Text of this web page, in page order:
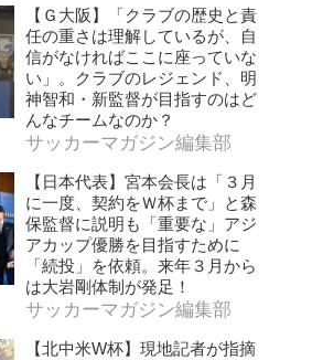
【Ｇ大阪】「クラブの歴史と責
任の重さは理解しているが、自
信がなければここに座っていな
い」。クラブのレジェンド、明
神智和・新監督が目指すのはど
んなチームなのか？
サッカーマガジン編集部
【日本代表】宮本会長は「３月
に一度、契約をＷ杯まで」と森
保監督に説明も「重要な」アジ
アカップ優勝を目指すために
「続投」を依頼。来年３月から
は大岩剛体制が発足！
サッカーマガジン編集部
【北中米W杯】現地記者が指摘